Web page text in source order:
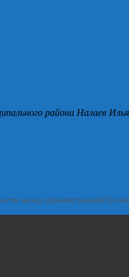
района Налаев
между администрацией